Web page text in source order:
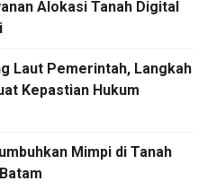
Alokasi Tanah Digital
Laut Pemerintah, Langkah
Kepastian Hukum
Mimpi di Tanah